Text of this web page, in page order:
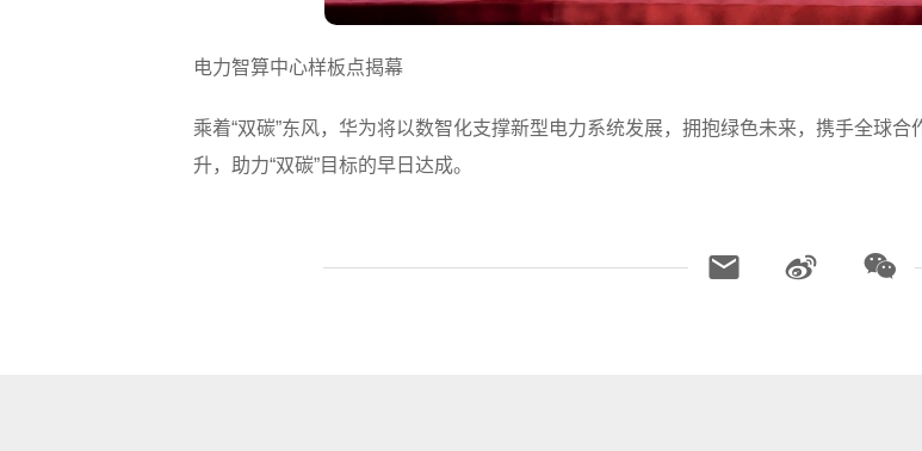
电力智算中心样板点揭幕
乘着“双碳”东风，华为将以数智化支撑新型电力系统发展，拥抱绿色未来，携手全球
升，助力“双碳”目标的早日达成。